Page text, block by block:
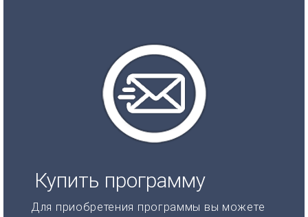
Купить программу
Для приобретения программы вы можете